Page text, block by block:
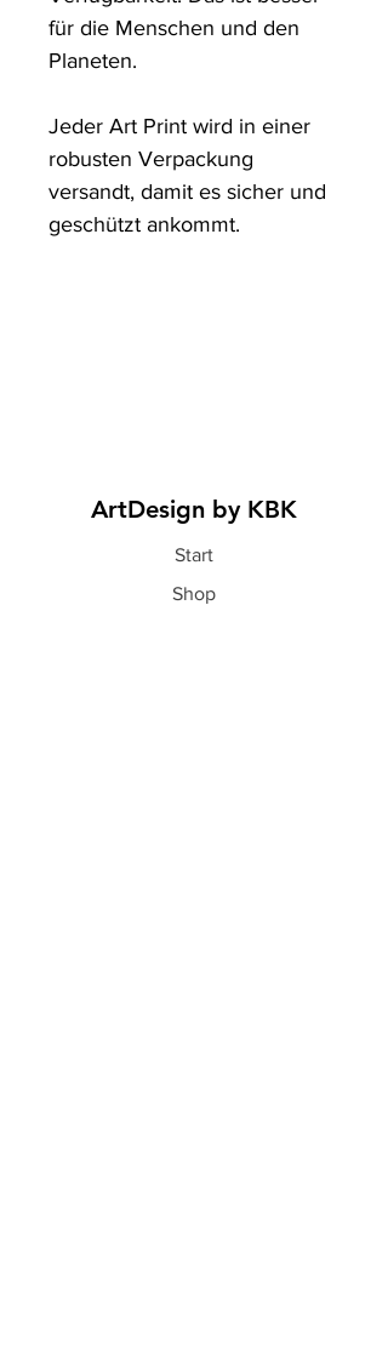
für die Menschen und den
Planeten.
Jeder Art Print wird in einer
robusten Verpackung
versandt, damit es sicher und
geschützt ankommt.
ArtDesign by KBK
Start
Shop